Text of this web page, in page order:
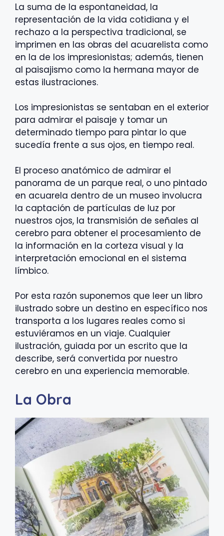
La suma de la espontaneidad, la
representación de la vida cotidiana y el
rechazo a la perspectiva tradicional, se
imprimen en las obras del acuarelista como
en la de los impresionistas; además, tienen
al paisajismo como la hermana mayor de
estas ilustraciones.
Los impresionistas se sentaban en el exterior
para admirar el paisaje y tomar un
determinado tiempo para pintar lo que
sucedía frente a sus ojos, en tiempo real.
El proceso anatómico de admirar el
panorama de un parque real, o uno pintado
en acuarela dentro de un museo involucra
la captación de partículas de luz por
nuestros ojos, la transmisión de señales al
cerebro para obtener el procesamiento de
la información en la corteza visual y la
interpretación emocional en el sistema
límbico.
Por esta razón suponemos que leer un libro
ilustrado sobre un destino en específico nos
transporta a los lugares reales como si
estuviéramos en un viaje. Cualquier
ilustración, guiada por un escrito que la
describe, será convertida por nuestro
cerebro en una experiencia memorable.
La Obra